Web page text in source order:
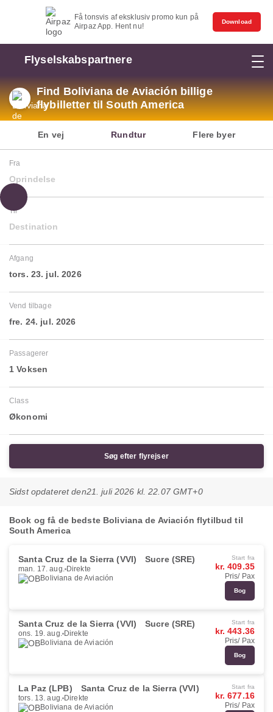
Få tonsvis af eksklusiv promo kun på
Airpaz App. Hent nu!
Download
Flyselskabspartnere
Find Boliviana de Aviación billige
flybilletter til South America
En vej Rundtur Flere byer
Fra
Oprindelse
Til
Destination
Afgang
tors. 23. jul. 2026
Vend tilbage
fre. 24. jul. 2026
Passagerer
1 Voksen
Class
Økonomi
Søg efter flyrejser
Sidst opdateret den21. juli 2026 kl. 22.07 GMT+0
Book og få de bedste Boliviana de Aviación flytilbud til
South America
Santa Cruz de la Sierra (VVI) Sucre (SRE)
man. 17. aug. Direkte
Boliviana de Aviación
Start fra
kr. 409.35
Pris/ Pax
Bog
Santa Cruz de la Sierra (VVI) Sucre (SRE)
ons. 19. aug. Direkte
Boliviana de Aviación
Start fra
kr. 443.36
Pris/ Pax
Bog
La Paz (LPB) Santa Cruz de la Sierra (VVI)
tors. 13. aug. Direkte
Boliviana de Aviación
Start fra
kr. 677.16
Pris/ Pax